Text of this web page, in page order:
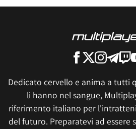
Dedicato cervello e anima a tutti
li hanno nel sangue,
riferimento italiano per
del futuro. Preparatevi ad essere